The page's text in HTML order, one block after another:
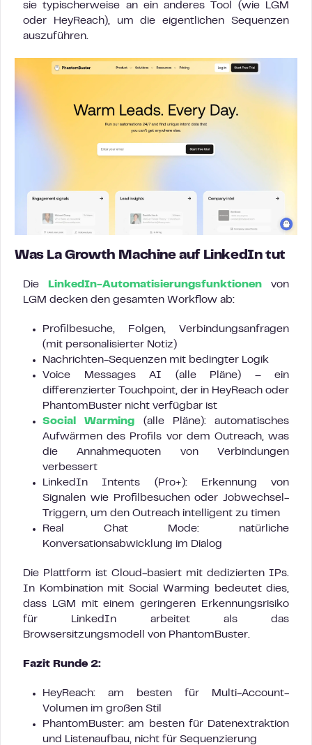
sie typischerweise an ein anderes Tool (wie LGM
oder HeyReach), um die eigentlichen Sequenzen
auszuführen.
Was La Growth Machine auf LinkedIn tut
Die LinkedIn-Automatisierungsfunktionen von
LGM decken den gesamten Workflow ab:
Profilbesuche, Folgen, Verbindungsanfragen
(mit personalisierter Notiz)
Nachrichten-Sequenzen mit bedingter Logik
Voice Messages AI (alle Pläne) – ein
differenzierter Touchpoint, der in HeyReach oder
PhantomBuster nicht verfügbar ist
Social Warming (alle Pläne): automatisches
Aufwärmen des Profils vor dem Outreach, was
die Annahmequoten von Verbindungen
verbessert
LinkedIn Intents (Pro+): Erkennung von
Signalen wie Profilbesuchen oder Jobwechsel-
Triggern, um den Outreach intelligent zu timen
Real Chat Mode: natürliche
Konversationsabwicklung im Dialog
Die Plattform ist Cloud-basiert mit dedizierten IPs.
In Kombination mit Social Warming bedeutet dies,
dass LGM mit einem geringeren Erkennungsrisiko
für LinkedIn arbeitet als das
Browsersitzungsmodell von PhantomBuster.
Fazit Runde 2:
HeyReach: am besten für Multi-Account-
Volumen im großen Stil
PhantomBuster: am besten für Datenextraktion
und Listenaufbau, nicht für Sequenzierung